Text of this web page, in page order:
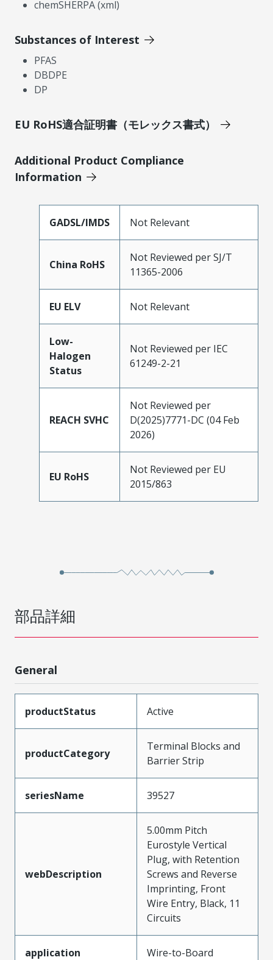
chemSHERPA (xml)
Substances of Interest
PFAS
DBDPE
DP
EU RoHS適合証明書（モレックス書式）
Additional Product Compliance
Information
GADSL/IMDS Not Relevant
China RoHS
Not Reviewed per SJ/T
11365-2006
EU ELV Not Relevant
Low-
Halogen
Status
Not Reviewed per IEC
61249-2-21
REACH SVHC
Not Reviewed per
D(2025)7771-DC (04 Feb
2026)
EU RoHS
Not Reviewed per EU
2015/863
部品詳細
General
productStatus Active
productCategory
Terminal Blocks and
Barrier Strip
seriesName 39527
webDescription
5.00mm Pitch
Eurostyle Vertical
Plug, with Retention
Screws and Reverse
Imprinting, Front
Wire Entry, Black, 11
Circuits
application Wire-to-Board